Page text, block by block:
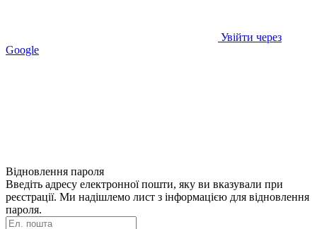
Увійти через
Google
Відновлення пароля
Введіть адресу електронної пошти, яку ви вказували при
реєстрації. Ми надішлемо лист з інформацією для відновлення
пароля.